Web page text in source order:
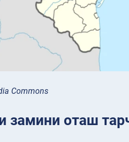
Commons
замини оташ